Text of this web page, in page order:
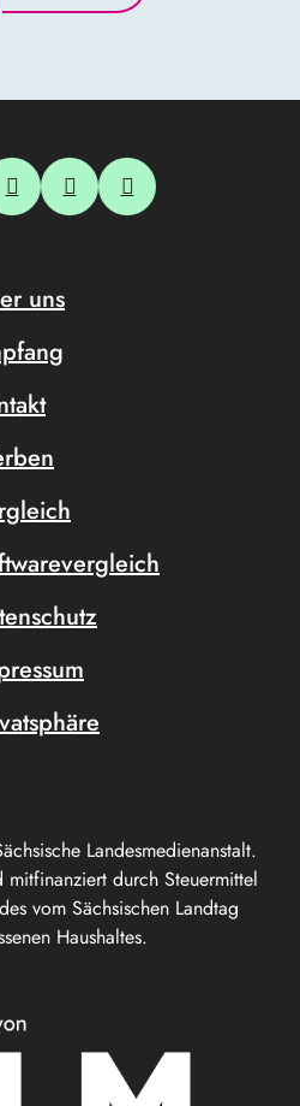
Landesmedienanstalt.
durch Steuermittel
vom Sächsischen Landtag
Haushaltes.
uns